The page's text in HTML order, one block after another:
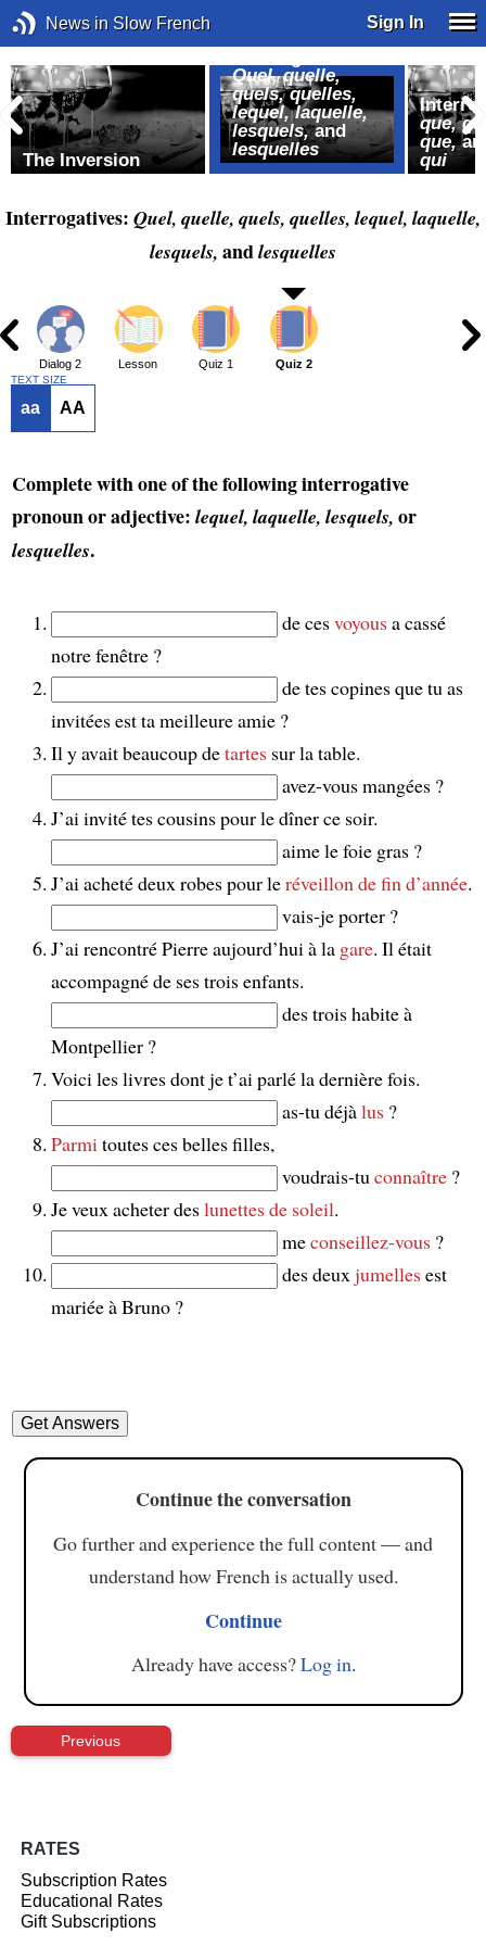
News in Slow French Sign In
The Inversion
Quel, quelle,
quels, quelles,
lequel, laquelle,
lesquels,and
lesquelles
que,
que,
qui
Interrogatives: Quel, quelle, quels, quelles, lequel, laquelle,
lesquels, andlesquelles
Dialog 2 Lesson Quiz 1 Quiz 2
TEXT SIZE
aa AA
Complete with one of the following interrogative
pronoun or adjective: lequel, laquelle, lesquels, or
lesquelles.
de cesvoyousa cassé
notre fenêtre ?
de tes copines que tu as
invitées est ta meilleure amie ?
Il y avait beaucoup detartessur la table.
avez-vous mangées ?
J’ai invité tes cousins pour le dîner ce soir.
aime le foie gras ?
J’ai acheté deux robes pour leréveillon de fin d’année.
vais-je porter ?
J’ai rencontré Pierre aujourd’hui à la gare. Il était
accompagné de ses trois enfants.
des trois habite à
Montpellier ?
Voici les livres dont je t’ai parlé la dernière fois.
as-tu déjàlus?
Parmi toutes ces belles filles,
voudrais-tu connaître?
Je veux acheter deslunettes de soleil.
meconseillez-vous?
des deux jumellesest
mariée à Bruno ?
Continue the conversation
Go further and experience the full content — and
understand how French is actually used.
Continue
Already have access?Log in.
Previous
RATES
Subscription Rates
Educational Rates
Gift Subscriptions